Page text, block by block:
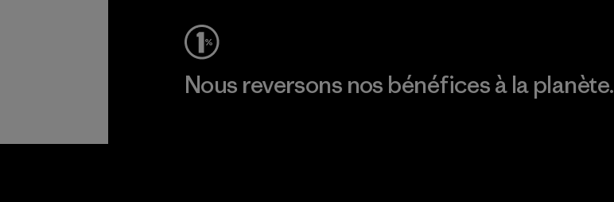
Nous reversons nos bénéfices à la planète.